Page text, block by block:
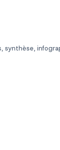
synthèse,